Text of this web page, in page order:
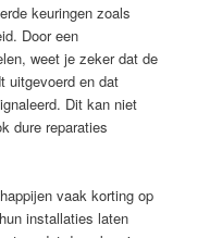
keuringen zoals
Door een
weet je zeker dat de
uitgevoerd en dat
Dit kan niet
dure reparaties
vaak korting op
installaties laten